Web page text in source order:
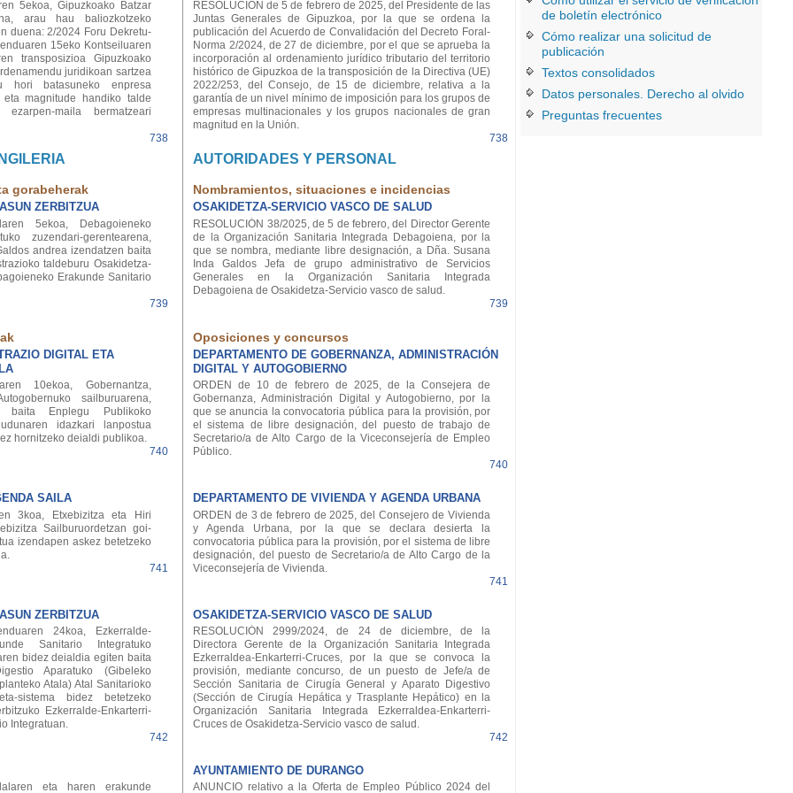
5ekoa, Gipuzkoako Batzar
arau hau baliozkotzeko
duena: 2/2024 Foru Dekretu-
15eko Kontseiluaren
transposizioa Gipuzkoako
juridikoan sartzea
hori batasuneko enpresa
eta magnitude handiko talde
ezarpen-maila bermatzeari
738
RESOLUCIÓN de 5 de febrero de 2025, del Presidente de las
Juntas Generales de Gipuzkoa, por la que se ordena la
publicación del Acuerdo de Convalidación del Decreto Foral-
Norma 2/2024, de 27 de diciembre, por el que se aprueba la
incorporación al ordenamiento jurídico tributario del territorio
histórico de Gipuzkoa de la transposición de la Directiva (UE)
2022/253, del Consejo, de 15 de diciembre, relativa a la
garantía de un nivel mínimo de imposición para los grupos de
empresas multinacionales y los grupos nacionales de gran
magnitud en la Unión.
738
gorabeherak
ZERBITZUA
AUTORIDADES Y PERSONAL
Nombramientos, situaciones e incidencias
OSAKIDETZA-SERVICIO VASCO DE SALUD
5ekoa, Debagoieneko
zuzendari-gerentearena,
andrea izendatzen baita
taldeburu Osakidetza-
Erakunde Sanitario
739
RESOLUCIÓN 38/2025, de 5 de febrero, del Director Gerente
de la Organización Sanitaria Integrada Debagoiena, por la
que se nombra, mediante libre designación, a Dña. Susana
Inda Galdos Jefa de grupo administrativo de Servicios
Generales en la Organización Sanitaria Integrada
Debagoiena de Osakidetza-Servicio vasco de salud.
739
DIGITAL ETA
Oposiciones y concursos
DEPARTAMENTO DE GOBERNANZA, ADMINISTRACIÓN
DIGITAL Y AUTOGOBIERNO
10ekoa, Gobernantza,
sailburuarena,
baita Enplegu Publikoko
idazkari lanpostua
hornitzeko deialdi publikoa.
740
ORDEN de 10 de febrero de 2025, de la Consejera de
Gobernanza, Administración Digital y Autogobierno, por la
que se anuncia la convocatoria pública para la provisión, por
el sistema de libre designación, del puesto de trabajo de
Secretario/a de Alto Cargo de la Viceconsejería de Empleo
Público.
740
SAILA DEPARTAMENTO DE VIVIENDA Y AGENDA URBANA
3koa, Etxebizitza eta Hiri
Sailburuordetzan goi-
izendapen askez betetzeko
741
ORDEN de 3 de febrero de 2025, del Consejero de Vivienda
y Agenda Urbana, por la que se declara desierta la
convocatoria pública para la provisión, por el sistema de libre
designación, del puesto de Secretario/a de Alto Cargo de la
Viceconsejería de Vivienda.
741
ZERBITZUA OSAKIDETZA-SERVICIO VASCO DE SALUD
24koa, Ezkerralde-
Sanitario Integratuko
bidez deialdia egiten baita
Aparatuko (Gibeleko
Atala) Atal Sanitarioko
sistema bidez betetzeko
Ezkerralde-Enkarterri-
Integratuan.
742
RESOLUCIÓN 2999/2024, de 24 de diciembre, de la
Directora Gerente de la Organización Sanitaria Integrada
Ezkerraldea-Enkarterri-Cruces, por la que se convoca la
provisión, mediante concurso, de un puesto de Jefe/a de
Sección Sanitaria de Cirugía General y Aparato Digestivo
(Sección de Cirugía Hepática y Trasplante Hepático) en la
Organización Sanitaria Integrada Ezkerraldea-Enkarterri-
Cruces de Osakidetza-Servicio vasco de salud.
742
AYUNTAMIENTO DE DURANGO
eta haren erakunde ANUNCIO relativo a la Oferta de Empleo Público 2024 del
de boletín electrónico
Cómo realizar una solicitud de
publicación
Textos consolidados
Datos personales. Derecho al olvido
Preguntas frecuentes